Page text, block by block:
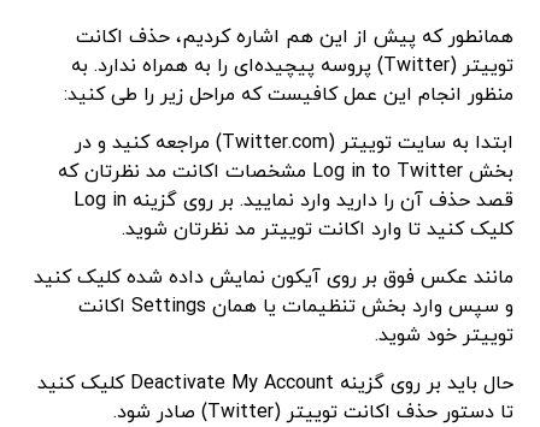
همانطور که پیش از این هم اشاره کردیم، حذف اکانت
توییتر (Twitter) پروسه پیچیده‌ای را به همراه ندارد. به
منظور انجام این عمل کافیست که مراحل زیر را طی کنید:
ابتدا به سایت توییتر (Twitter.com) مراجعه کنید و در
بخش Log in to Twitter مشخصات اکانت مد نظرتان که
قصد حذف آن را دارید وارد نمایید. بر روی گزینه Log in
کلیک کنید تا وارد اکانت توییتر مد نظرتان شوید.
مانند عکس فوق بر روی آیکون نمایش داده شده کلیک کنید
و سپس وارد بخش تنظیمات یا همان Settings اکانت
توییتر خود شوید.
حال باید بر روی گزینه Deactivate My Account کلیک کنید
تا دستور حذف اکانت توییتر (Twitter) صادر شود.